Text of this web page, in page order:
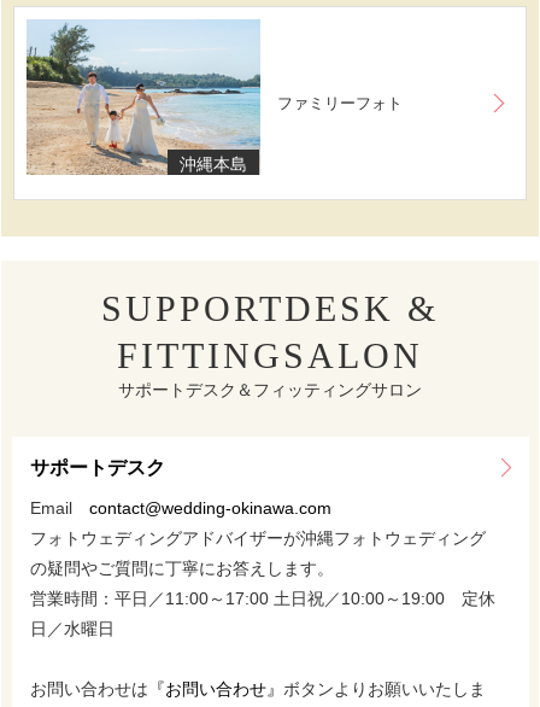
沖縄本島
ファミリーフォト
SUPPORTDESK &
FITTINGSALON
サポートデスク＆フィッティングサロン
サポートデスク
Email contact@wedding-okinawa.com
フォトウェディングアドバイザーが沖縄フォトウェディング
の疑問やご質問に丁寧にお答えします。
営業時間：平日／11:00～17:00 土日祝／10:00～19:00 定休
日／水曜日
お問い合わせは 『お問い合わせ』 ボタンよりお願いいたしま